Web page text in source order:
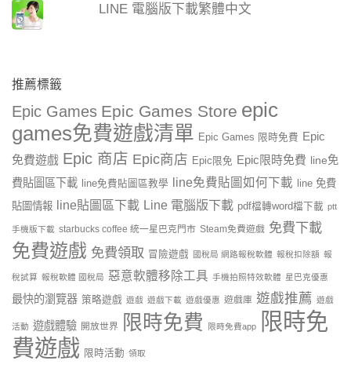
LINE 電腦版下載繁體中文
推薦標籤
Epic Games Epic Games Store epic
games免費遊戲清單 Epic Games 限時免費 Epic
免費遊戲 Epic 商店 Epic商店 Epic限免 Epic限時免費 line免
費貼圖區下載
line免費貼圖區教學 line免費貼圖如何下載
line 免費
貼圖情報
line貼圖區下載 Line 電腦版下載 pdf檔轉word檔下載 ptt
手機版下載 starbucks coffee 統一星巴克門市 Steam免費遊戲 免費下載
免費遊戲 免費領取 冒險遊戲 國稅局 網路報稅軟體 報稅扣除額 報
稅試算 報稅軟體 國稅局 惡意軟體移除工具 手機拍照特效軟體 星巴克優惠
最快的瀏覽器 策略遊戲 遊戲 遊戲下載 遊戲優惠 遊戲庫 遊戲推薦 遊戲
活動 遊戲體驗 開放世界 限時免費 限時免費app
限時免
費遊戲 限時活動 領取